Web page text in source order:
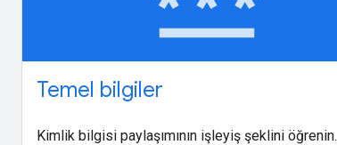
Temel bilgiler
Kimlik bilgisi paylaşımının işleyiş şeklini öğrenin.